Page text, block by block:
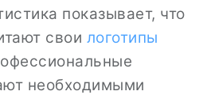
показывает, что
свои логотипы
необходимыми